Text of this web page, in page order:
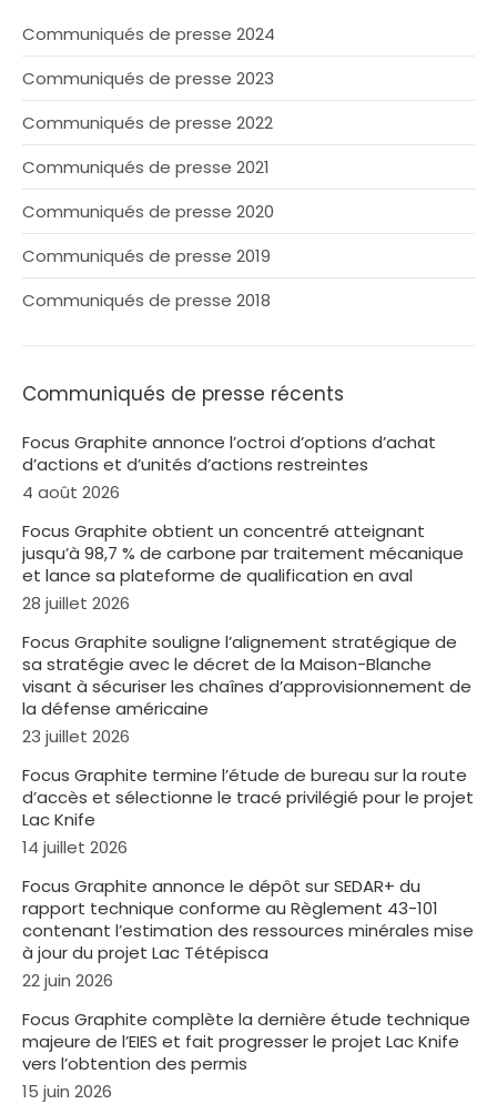
Communiqués de presse 2024
Communiqués de presse 2023
Communiqués de presse 2022
Communiqués de presse 2021
Communiqués de presse 2020
Communiqués de presse 2019
Communiqués de presse 2018
Communiqués de presse récents
Focus Graphite annonce l’octroi d’options d’achat
d’actions et d’unités d’actions restreintes
4 août 2026
Focus Graphite obtient un concentré atteignant
jusqu’à 98,7 % de carbone par traitement mécanique
et lance sa plateforme de qualification en aval
28 juillet 2026
Focus Graphite souligne l’alignement stratégique de
sa stratégie avec le décret de la Maison-Blanche
visant à sécuriser les chaînes d’approvisionnement de
la défense américaine
23 juillet 2026
Focus Graphite termine l’étude de bureau sur la route
d’accès et sélectionne le tracé privilégié pour le projet
Lac Knife
14 juillet 2026
Focus Graphite annonce le dépôt sur SEDAR+ du
rapport technique conforme au Règlement 43-101
contenant l’estimation des ressources minérales mise
à jour du projet Lac Tétépisca
22 juin 2026
Focus Graphite complète la dernière étude technique
majeure de l’EIES et fait progresser le projet Lac Knife
vers l’obtention des permis
15 juin 2026